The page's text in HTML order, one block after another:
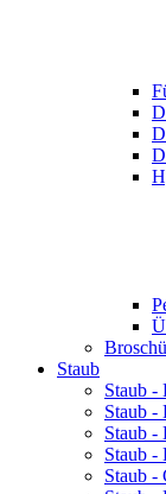
Staub
Staub -
Staub -
Staub -
Staub -
Staub -